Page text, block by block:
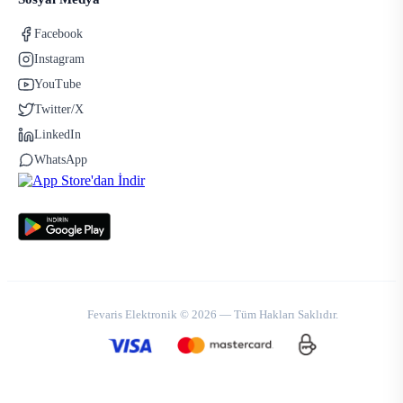
Facebook
Instagram
YouTube
Twitter/X
LinkedIn
WhatsApp
Fevaris Elektronik © 2026 — Tüm Hakları Saklıdır.